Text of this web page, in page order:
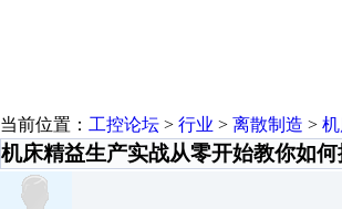
当前位置： 工控论坛 > 行业 > 离散制造 >
机床精益生产实战从零开始教你如